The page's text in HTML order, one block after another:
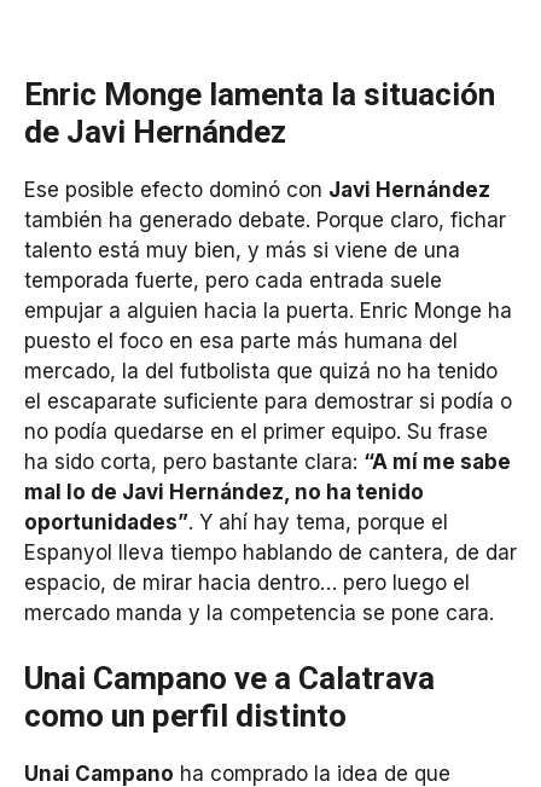
Enric Monge lamenta la situación
de Javi Hernández
Ese posible efecto dominó con Javi Hernández
también ha generado debate. Porque claro, fichar
talento está muy bien, y más si viene de una
temporada fuerte, pero cada entrada suele
empujar a alguien hacia la puerta. Enric Monge ha
puesto el foco en esa parte más humana del
mercado, la del futbolista que quizá no ha tenido
el escaparate suficiente para demostrar si podía o
no podía quedarse en el primer equipo. Su frase
ha sido corta, pero bastante clara: “A mí me sabe
mal lo de Javi Hernández, no ha tenido
oportunidades”. Y ahí hay tema, porque el
Espanyol lleva tiempo hablando de cantera, de dar
espacio, de mirar hacia dentro… pero luego el
mercado manda y la competencia se pone cara.
Unai Campano ve a Calatrava
como un perfil distinto
Unai Campano ha comprado la idea de que